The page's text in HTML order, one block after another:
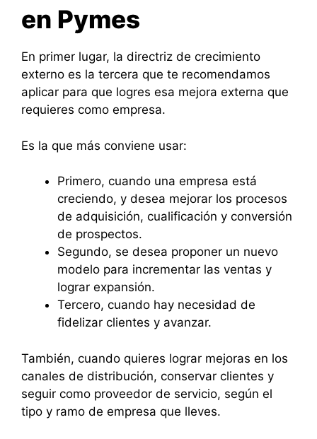
en Pymes
En primer lugar, la directriz de crecimiento
externo es la tercera que te recomendamos
aplicar para que logres esa mejora externa que
requieres como empresa.
Es la que más conviene usar:
Primero, cuando una empresa está
creciendo, y desea mejorar los procesos
de adquisición, cualificación y conversión
de prospectos.
Segundo, se desea proponer un nuevo
modelo para incrementar las ventas y
lograr expansión.
Tercero, cuando hay necesidad de
fidelizar clientes y avanzar.
También, cuando quieres lograr mejoras en los
canales de distribución, conservar clientes y
seguir como proveedor de servicio, según el
tipo y ramo de empresa que lleves.